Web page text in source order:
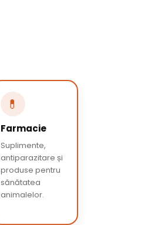
💊
Farmacie
Suplimente,
antiparazitare și
produse pentru
sănătatea
animalelor.